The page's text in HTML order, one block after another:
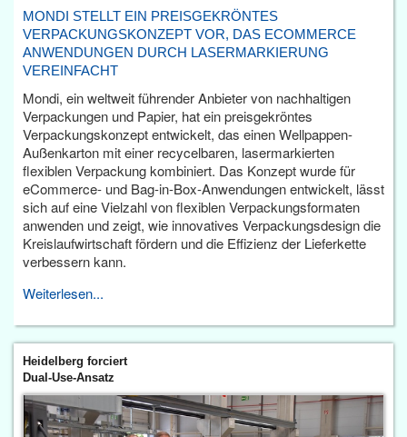
MONDI STELLT EIN PREISGEKRÖNTES
VERPACKUNGSKONZEPT VOR, DAS ECOMMERCE
ANWENDUNGEN DURCH LASERMARKIERUNG
VEREINFACHT
Mondi, ein weltweit führender Anbieter von nachhaltigen
Verpackungen und Papier, hat ein preisgekröntes
Verpackungskonzept entwickelt, das einen Wellpappen-
Außenkarton mit einer recycelbaren, lasermarkierten
flexiblen Verpackung kombiniert. Das Konzept wurde für
eCommerce- und Bag-in-Box-Anwendungen entwickelt, lässt
sich auf eine Vielzahl von flexiblen Verpackungsformaten
anwenden und zeigt, wie innovatives Verpackungsdesign die
Kreislaufwirtschaft fördern und die Effizienz der Lieferkette
verbessern kann.
Weiterlesen...
Heidelberg forciert
Dual-Use-Ansatz